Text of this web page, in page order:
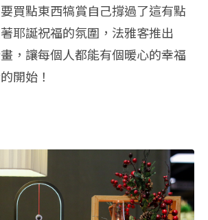
買點東西犒賞自己撐過了這有點
耶誕祝福的氛圍，法雅客推出
畫，讓每個人都能有個暖心的幸福
開始！